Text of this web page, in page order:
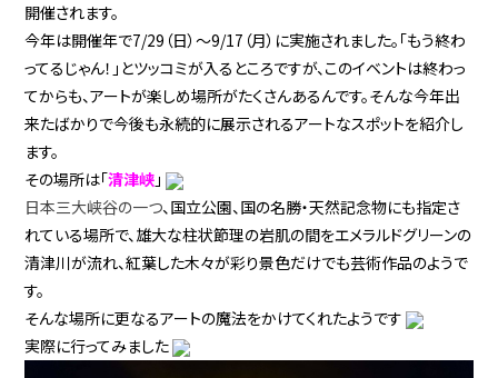
開催されます。
今年は開催年で7/29（日）～9/17（月）に実施されました。「もう終わ
ってるじゃん！」とツッコミが入るところですが、このイベントは終わっ
てからも、アートが楽しめ場所がたくさんあるんです。そんな今年出
来たばかりで今後も永続的に展示されるアートなスポットを紹介し
ます。
その場所は「清津峡 」
日本三大峡谷の一つ、国立公園、国の名勝・天然記念物にも指定さ
れている場所で、雄大な柱状節理の岩肌の間をエメラルドグリーンの
清津川が流れ、紅葉した木々が彩り景色だけでも芸術作品のようで
す。
そんな場所に更なるアートの魔法をかけてくれたようです
実際に行ってみました